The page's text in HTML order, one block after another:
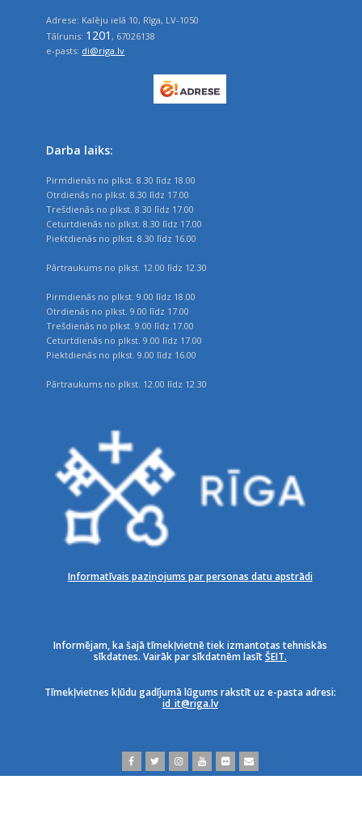
Adrese: Kalēju ielā 10, Rīga, LV-1050
Tālrunis: 1201 , 67026138
e-pasts: di@riga.lv
Darba laiks:
Pirmdienās no plkst. 8.30 līdz 18.00
Otrdienās no plkst. 8.30 līdz 17.00
Trešdienās no plkst. 8.30 līdz 17.00
Ceturtdienās no plkst. 8.30 līdz 17.00
Piektdienās no plkst. 8.30 līdz 16.00
Pārtraukums no plkst. 12.00 līdz 12.30
Pirmdienās no plkst. 9.00 līdz 18.00
Otrdienās no plkst. 9.00 līdz 17.00
Trešdienās no plkst. 9.00 līdz 17.00
Ceturtdienās no plkst. 9.00 līdz 17.00
Piektdienās no plkst. 9.00 līdz 16.00
Pārtraukums no plkst. 12.00 līdz 12.30
Informatīvais paziņojums par personas datu apstrādi
Informējam, ka šajā tīmekļvietnē tiek izmantotas tehniskās
sīkdatnes. Vairāk par sīkdatnēm lasītŠEIT.
Tīmekļvietnes kļūdu gadījumā lūgums rakstīt uz e-pasta adresi:
id_it@riga.lv